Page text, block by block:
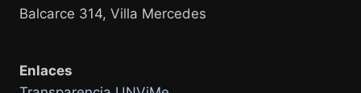
Balcarce 314, Villa Mercedes
Enlaces